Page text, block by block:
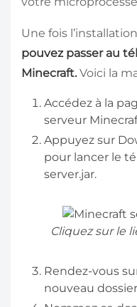
Une fois
pouvez passer au
Minecraft. Voici la
Accédez à la
serveur
Appuyez sur
pour lancer le
server.jar.
Cliquez sur le
Rendez-vous
nouveau